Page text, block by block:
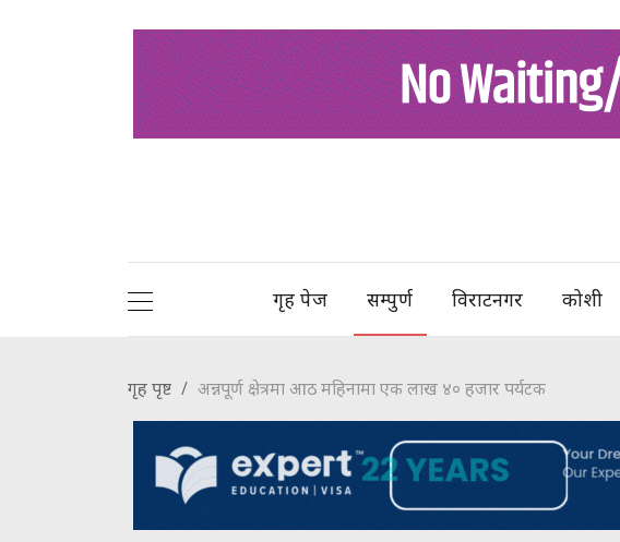
गृह पेज सम्पुर्ण विराटनगर कोशी
गृह पृष्ट अन्नपूर्ण क्षेत्रमा आठ महिनामा एक लाख ४० हजार पर्यटक